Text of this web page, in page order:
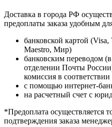
Доставка в города РФ
предоплаты заказа удобным
банковской картой
Maestro, Мир)
банковским переводом
отделении Почты
комиссия в
с помощью интернет-
на расчетный счет с
*Предоплата осуществляется
подтверждения заказа